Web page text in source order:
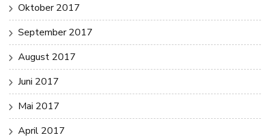
Oktober 2017
September 2017
August 2017
Juni 2017
Mai 2017
April 2017